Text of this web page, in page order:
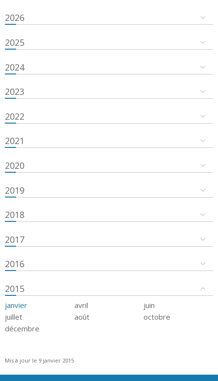
2026
2025
2024
2023
2022
2021
2020
2019
2018
2017
2016
2015
janvier avril
juin
juillet
août
octobre
décembre
Mis à jour le 9 janvier 2015